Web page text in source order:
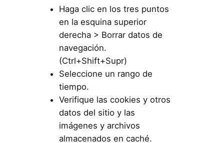
Haga clic en los tres puntos
en la esquina superior
derecha > Borrar datos de
navegación.
(Ctrl+Shift+Supr)
Seleccione un rango de
tiempo.
Verifique las cookies y otros
datos del sitio y las
imágenes y archivos
almacenados en caché.